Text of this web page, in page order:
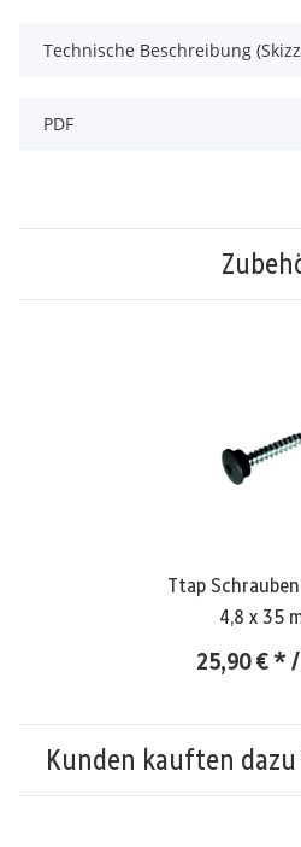
Technische Beschreibung
PDF
Ttap
4,8 x 35
25,90 €*
Kunden kauften